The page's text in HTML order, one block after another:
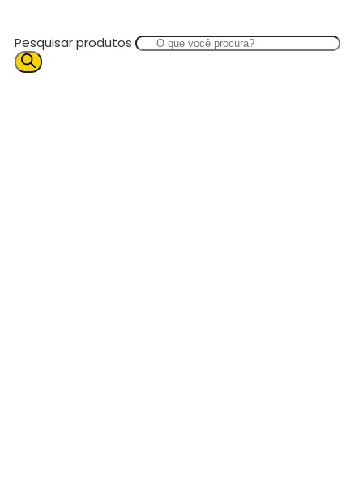
Pesquisar produtos